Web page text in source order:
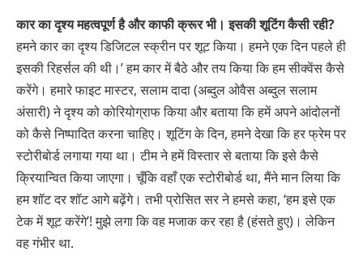
कार का दृश्य महत्वपूर्ण है और काफी क्रूर भी। इसकी शूटिंग कैसी रही?
हमने कार का दृश्य डिजिटल स्क्रीन पर शूट किया। हमने एक दिन पहले ही
इसकी रिहर्सल की थी।’ हम कार में बैठे और तय किया कि हम सीक्वेंस कैसे
करेंगे। हमारे फाइट मास्टर, सलाम दादा (अब्दुल ओवैस अब्दुल सलाम
अंसारी) ने दृश्य को कोरियोग्राफ किया और बताया कि हमें अपने आंदोलनों
को कैसे निष्पादित करना चाहिए। शूटिंग के दिन, हमने देखा कि हर फ्रेम पर
स्टोरीबोर्ड लगाया गया था। टीम ने हमें विस्तार से बताया कि इसे कैसे
क्रियान्वित किया जाएगा। चूँकि वहाँ एक स्टोरीबोर्ड था, मैंने मान लिया कि
हम शॉट दर शॉट आगे बढ़ेंगे। तभी प्रोसित सर ने हमसे कहा, ‘हम इसे एक
टेक में शूट करेंगे’! मुझे लगा कि वह मजाक कर रहा है (हंसते हुए)। लेकिन
वह गंभीर था.